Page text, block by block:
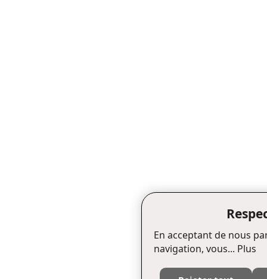
En acceptant de nous
navigation, vous... Plus